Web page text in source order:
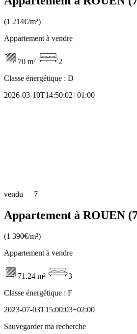
(1 214€/m²)
Appartement à vendre
70 m²
2
Classe énergétique : D
2026-03-10T14:50:02+01:00
vendu 7
Appartement à ROUEN
(1 390€/m²)
Appartement à vendre
71.24 m²
3
Classe énergétique : F
2023-07-03T15:00:03+02:00
Sauvegarder ma recherche